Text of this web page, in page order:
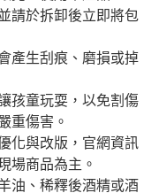
請於拆卸後立即將包
產生刮痕、磨損或掉
孩童玩耍，以免割傷
重傷害。
化與改版，官網資訊
場商品為主。
油、稀釋後酒精或酒